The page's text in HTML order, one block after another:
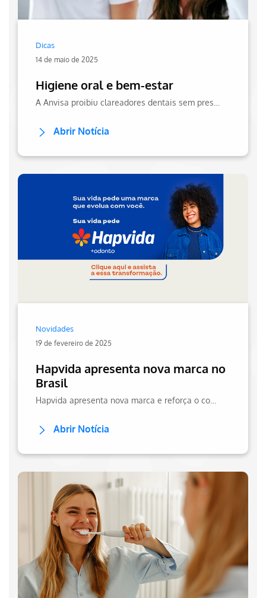
Dicas
14 de maio de 2025
Higiene oral e bem-estar
Abrir Notícia
Novidades
19 de fevereiro de 2025
Hapvida apresenta nova marca no
Brasil
Abrir Notícia